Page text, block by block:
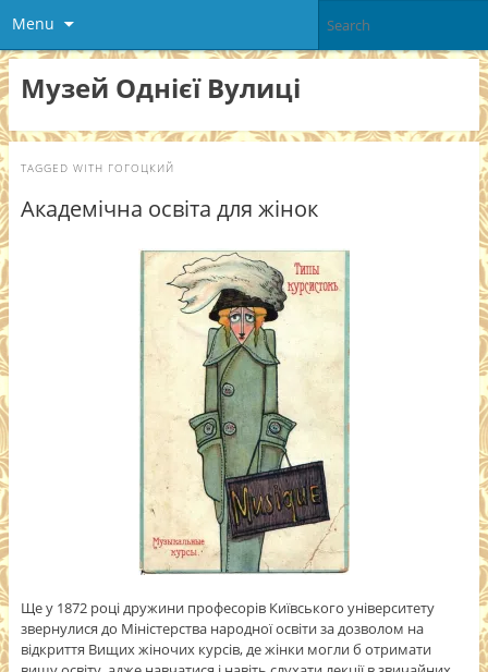
Menu
Музей Однієї Вулиці
TAGGED WITH ГОГОЦКИЙ
Академічна освіта для жінок
Ще у 1872 році дружини професорів Київського університету
звернулися до Міністерства народної освіти за дозволом на
відкриття Вищих жіночих курсів, де жінки могли б отримати